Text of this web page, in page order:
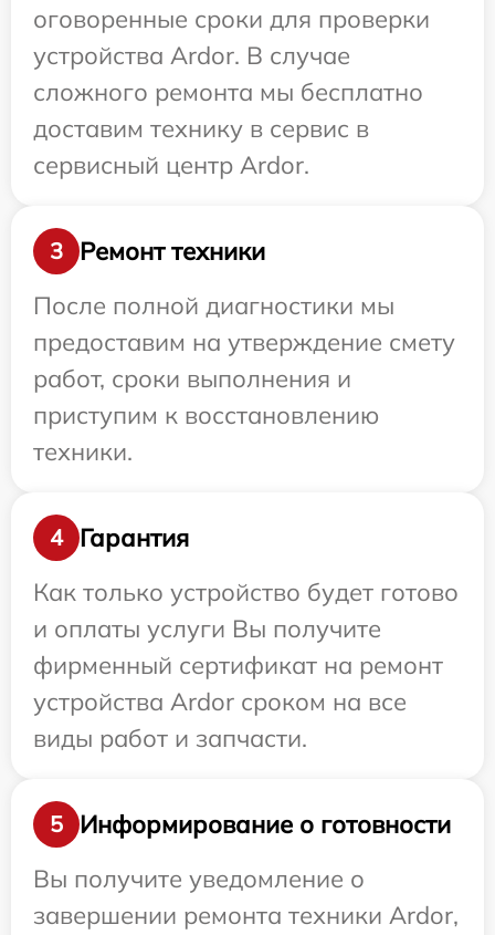
оговоренные сроки для проверки
устройства Ardor. В случае
сложного ремонта мы бесплатно
доставим технику в сервис в
сервисный центр Ardor.
3
Ремонт техники
После полной диагностики мы
предоставим на утверждение смету
работ, сроки выполнения и
приступим к восстановлению
техники.
4
Гарантия
Как только устройство будет готово
и оплаты услуги Вы получите
фирменный сертификат на ремонт
устройства Ardor сроком на все
виды работ и запчасти.
5
Информирование о готовности
Вы получите уведомление о
завершении ремонта техники Ardor,